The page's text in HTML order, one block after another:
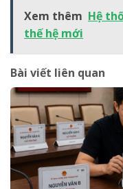
Xem thêm Hệ
thế hệ mới
Bài viết liên quan